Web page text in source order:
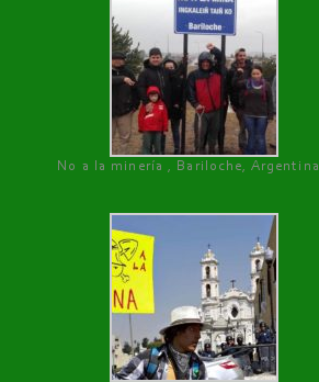
No a la minería , Bariloche, Argentina